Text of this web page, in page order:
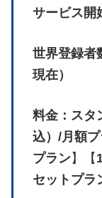
サービス開
世界登録者
現在）
料金：スタ
込）/月額
プラン】【
セットプラ